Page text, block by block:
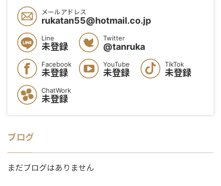
メールアドレス
rukatan55@hotmail.co.jp
Line
未登録
Twitter
@tanruka
Facebook
未登録
YouTube
未登録
TikTok
未登録
ChatWork
未登録
ブログ
まだブログはありません